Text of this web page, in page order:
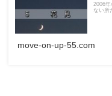
2006年
ない所
move-on-up-55.com